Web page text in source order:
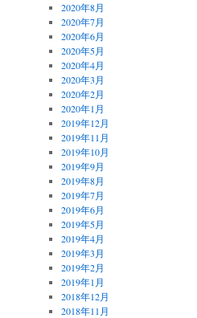
2020年8月
2020年7月
2020年6月
2020年5月
2020年4月
2020年3月
2020年2月
2020年1月
2019年12月
2019年11月
2019年10月
2019年9月
2019年8月
2019年7月
2019年6月
2019年5月
2019年4月
2019年3月
2019年2月
2019年1月
2018年12月
2018年11月